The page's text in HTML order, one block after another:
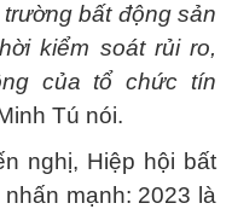
bất động sản
kiểm soát rủi ro,
của tổ chức tín
Tú nói.
nghị, Hiệp hội bất
mạnh: 2023 là